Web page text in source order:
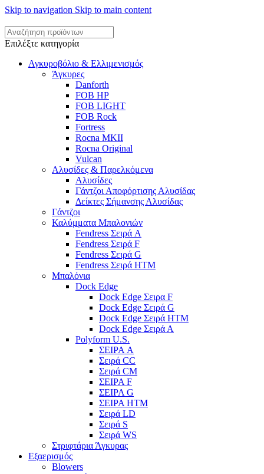
Skip to navigation Skip to main content
Επιλέξτε κατηγορία
Αγκυροβόλιο & Ελλιμενισμός
Άγκυρες
Danforth
FOB HP
FOB LIGHT
FOB Rock
Fortress
Rocna MKII
Rocna Original
Vulcan
Αλυσίδες & Παρελκόμενα
Αλυσίδες
Γάντζοι Αποφόρτισης Αλυσίδας
Δείκτες Σήμανσης Αλυσίδας
Γάντζοι
Καλύμματα Μπαλονιών
Fendress Σειρά A
Fendress Σειρά F
Fendress Σειρά G
Fendress Σειρά HTM
Μπαλόνια
Dock Edge
Dock Edge Σειρα F
Dock Edge Σειρά G
Dock Edge Σειρά HTM
Dock Edge Σειρά Α
Polyform U.S.
ΣΕΙΡΑ A
Σειρά CC
Σειρά CM
ΣΕΙΡΑ F
ΣΕΙΡΑ G
ΣΕΙΡΑ HTM
Σειρά LD
Σειρά S
Σειρά WS
Στριφτάρια Άγκυρας
Εξαερισμός
Blowers